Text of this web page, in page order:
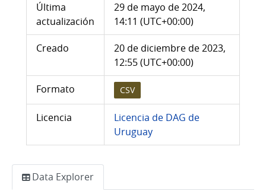
Última
actualización
29 de mayo de 2024,
14:11 (UTC+00:00)
Creado
20 de diciembre de 2023,
12:55 (UTC+00:00)
Formato CSV
Licencia
Licencia de DAG de
Uruguay
Data Explorer